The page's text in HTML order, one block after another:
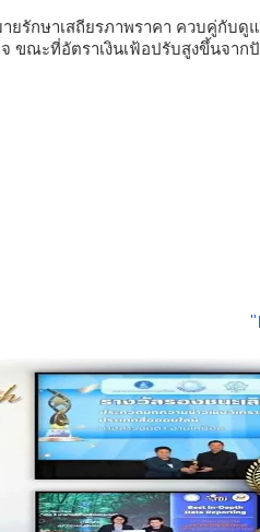
ยรักษาเสถียรภาพราคา ควบคู่กับ
ขณะที่อัตราเงินเฟ้อปรับสูงขึ้นจา
"